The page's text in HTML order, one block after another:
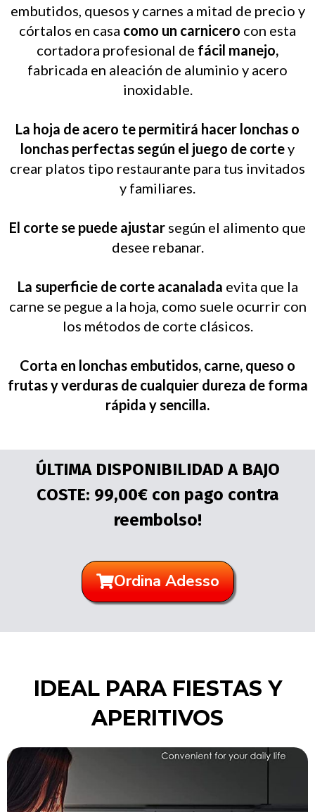
embutidos, quesos y carnes a mitad de precio y
córtalos en casa como un carnicero con esta
cortadora profesional de fácil manejo,
fabricada en aleación de aluminio y acero
inoxidable.
La hoja de acero te permitirá hacer lonchas o
lonchas perfectas según el juego de cortey
crear platos tipo restaurante para tus invitados
y familiares.
El corte se puede ajustar según el alimento que
desee rebanar.
La superficie de corte acanalada evita que la
carne se pegue a la hoja, como suele ocurrir con
los métodos de corte clásicos.
Corta en lonchas embutidos, carne, queso o
frutas y verduras de cualquier dureza de forma
rápida y sencilla.
ÚLTIMA DISPONIBILIDAD A BAJO
COSTE: 99,00€ con pago contra
reembolso!
Ordina Adesso
IDEAL PARA FIESTAS Y
APERITIVOS